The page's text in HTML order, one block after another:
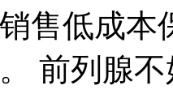
售低成本
前列腺